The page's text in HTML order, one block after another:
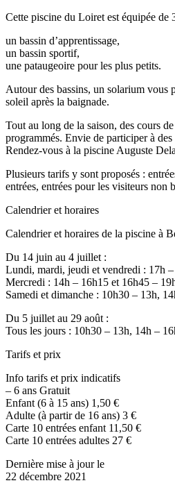
Cette piscine du Loiret est équipée de
un bassin d’apprentissage,
un bassin sportif,
une pataugeoire pour les plus petits.
Autour des bassins, un solarium vous
soleil après la baignade.
Tout au long de la saison, des cours
programmés. Envie de participer à des
Rendez-vous à la piscine Auguste
Plusieurs tarifs y sont proposés :
entrées, entrées pour les visiteurs non
Calendrier et horaires
Calendrier et horaires de la piscine à
Du 14 juin au 4 juillet :
Lundi, mardi, jeudi et vendredi : 17h –
Mercredi : 14h – 16h15 et 16h45 –
Samedi et dimanche : 10h30 – 13h,
Du 5 juillet au 29 août :
Tous les jours : 10h30 – 13h, 14h –
Tarifs et prix
Info tarifs et prix indicatifs
– 6 ans Gratuit
Enfant (6 à 15 ans) 1,50 €
Adulte (à partir de 16 ans) 3 €
Carte 10 entrées enfant 11,50 €
Carte 10 entrées adultes 27 €
Dernière mise à jour le
22 décembre 2021